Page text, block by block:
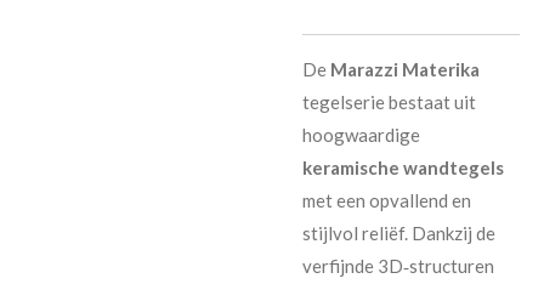
De Marazzi Materika
tegelserie bestaat uit
hoogwaardige
keramische wandtegels
met een opvallend en
stijlvol reliëf. Dankzij de
verfijnde 3D‑structuren